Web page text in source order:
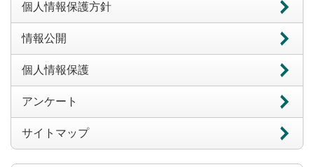
個人情報保護方針
情報公開
個人情報保護
アンケート
サイトマップ